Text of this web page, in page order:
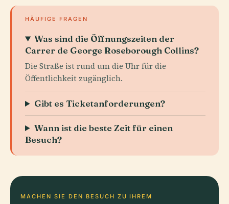
HÄUFIGE FRAGEN
Was sind die Öffnungszeiten der
Carrer de George Roseborough Collins?
Die Straße ist rund um die Uhr für die
Öffentlichkeit zugänglich.
Gibt es Ticketanforderungen?
Wann ist die beste Zeit für einen
Besuch?
MACHEN SIE DEN BESUCH ZU IHREM